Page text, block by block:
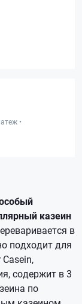
•
казеин
в
подходит для
содержит в 3
по